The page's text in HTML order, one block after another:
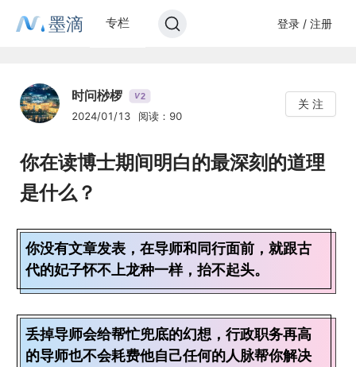
墨滴 专栏 登录 / 注册
时问桫椤 V2
2024/01/13 阅读：90
关 注
你在读博士期间明白的最深刻的道理
是什么？
你没有文章发表，在导师和同行面前，就跟古
代的妃子怀不上龙种一样，抬不起头。
丢掉导师会给帮忙兜底的幻想，行政职务再高
的导师也不会耗费他自己任何的人脉帮你解决